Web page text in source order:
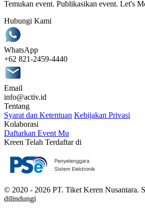
Temukan event. Publikasikan event. Let's
Hubungi Kami
WhatsApp
+62 821-2459-4440
Email
info@activ.id
Tentang
Syarat dan Ketentuan Kebijakan Privasi
Kolaborasi
Daftarkan Event Mu
Kreen Telah Terdaftar di
© 2020 - 2026 PT. Tiket Keren Nusantara.
dilindungi